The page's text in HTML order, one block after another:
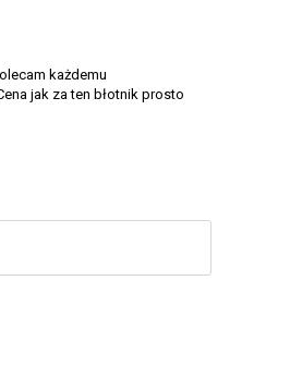
każdemu
jak za ten błotnik prosto